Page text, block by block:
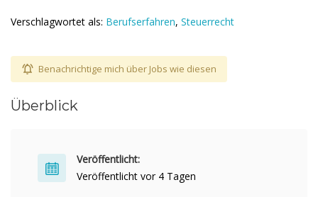
Verschlagwortet als: Berufserfahren, Steuerrecht
Benachrichtige mich über Jobs wie diesen
Überblick
Veröffentlicht:
Veröffentlicht vor 4 Tagen